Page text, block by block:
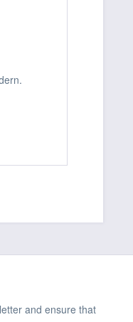
and ensure that